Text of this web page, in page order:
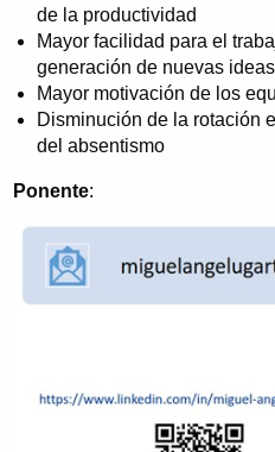
de la productividad
Mayor facilidad para el
generación de nuevas ideas
Mayor motivación de los
Disminución de la rotación
del absentismo
Ponente: